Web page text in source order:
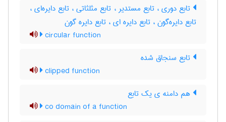
تابع دوری ، تابع مستدیر ، تابع مثلثاتی ، تابع دایره‌ای ،
تابع دایره‌گون ، تابع دایره ای ، تابع دایره گون
circular function
تابع سنجاق شده
clipped function
هم دامنه ی یک تابع
co domain of a function